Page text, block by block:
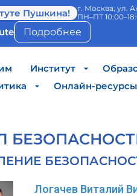
Пушкина!
г. Москва, ул.
ПН–ПТ
Подробнее
Институт
Онлайн-ресурсы
Логачев Виталий